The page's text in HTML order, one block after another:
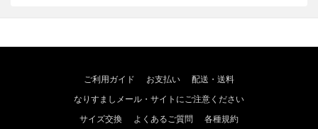
ご利用ガイド お支払い
配送・送料
なりすましメール・サイトにご注意ください
サイズ交換
よくあるご質問 各種規約